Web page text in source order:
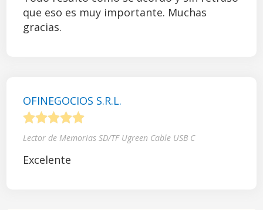
que eso es muy importante. Muchas
gracias.
OFINEGOCIOS S.R.L.
Lector de Memorias SD/TF Ugreen Cable USB C
Excelente